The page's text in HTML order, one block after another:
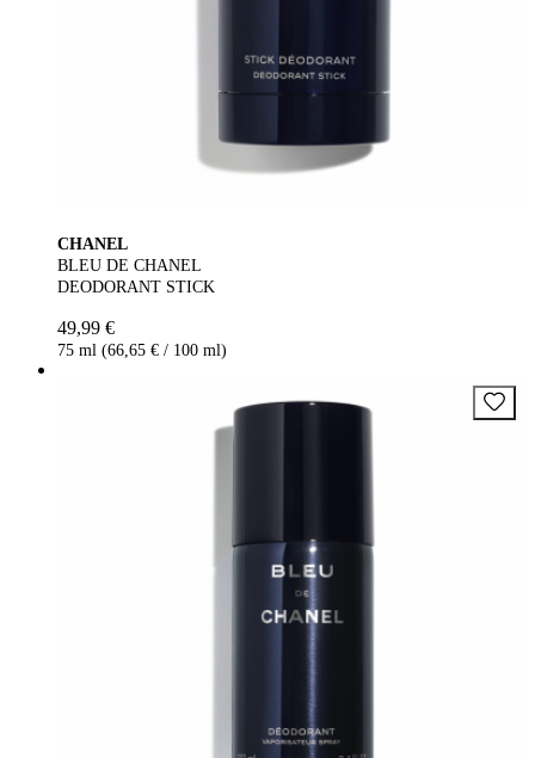
CHANEL
BLEU DE CHANEL
DEODORANT STICK
49,99 €
75 ml (66,65 € / 100 ml)